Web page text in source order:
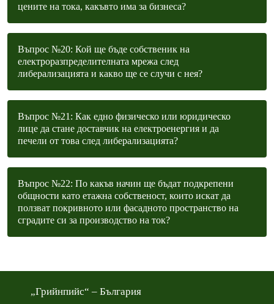
цените на тока, какъвто има за бизнеса?
Въпрос №20: Кой ще бъде собственик на
електроразпределителната мрежа след
либерализацията и какво ще се случи с нея?
Въпрос №21: Как едно физическо или юридическо
лице да стане доставчик на електроенергия и да
печели от това след либерализацията?
Въпрос №22: По какъв начин ще бъдат подкрепени
общности като етажна собственост, които искат да
ползват покривното или фасадното пространство на
сградите си за производство на ток?
„Грийнпийс“ – България